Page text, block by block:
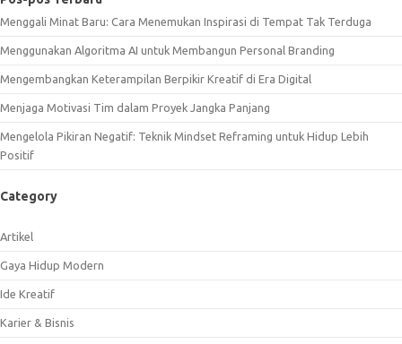
Menggali Minat Baru: Cara Menemukan Inspirasi di Tempat Tak Terduga
Menggunakan Algoritma AI untuk Membangun Personal Branding
Mengembangkan Keterampilan Berpikir Kreatif di Era Digital
Menjaga Motivasi Tim dalam Proyek Jangka Panjang
Mengelola Pikiran Negatif: Teknik Mindset Reframing untuk Hidup Lebih
Positif
Category
Artikel
Gaya Hidup Modern
Ide Kreatif
Karier & Bisnis